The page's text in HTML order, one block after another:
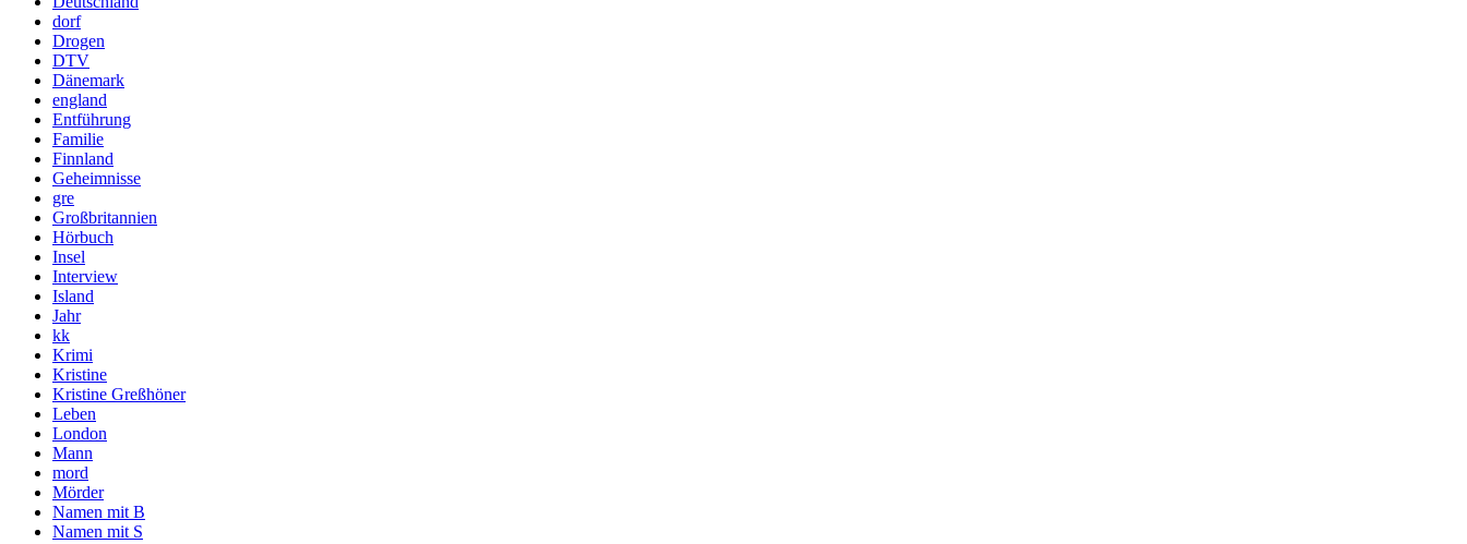
dorf
Drogen
DTV
Dänemark
england
Entführung
Familie
Finnland
Geheimnisse
gre
Großbritannien
Hörbuch
Insel
Interview
Island
Jahr
kk
Krimi
Kristine
Kristine Greßhöner
Leben
London
Mann
mord
Mörder
Namen mit B
Namen mit S